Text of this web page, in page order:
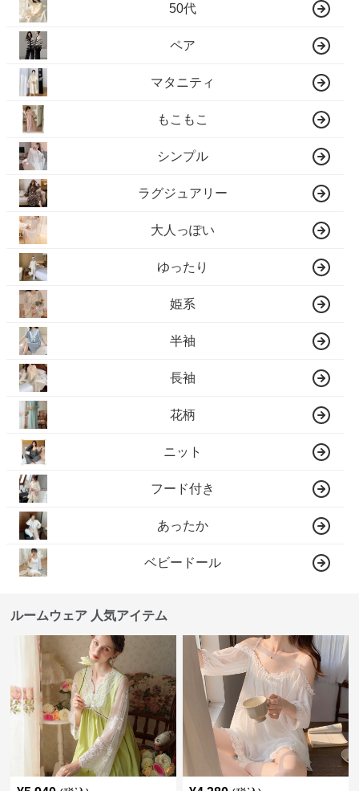
50代
ペア
マタニティ
もこもこ
シンプル
ラグジュアリー
大人っぽい
ゆったり
姫系
半袖
長袖
花柄
ニット
フード付き
あったか
ベビードール
ルームウェア 人気アイテム